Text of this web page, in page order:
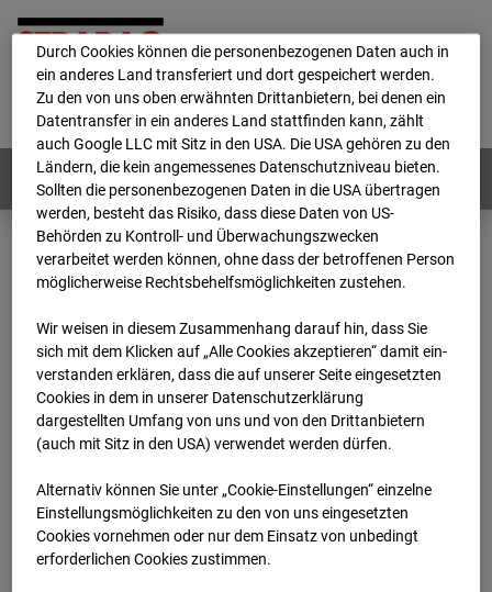
Home E-Mail Impressum
Login
Deutsch / English
Webcams: Alle Länder
Home
Deutschland
BC-186 - BV-Lübbenau Nordkopf
Archiv
2026
07 08 06:45
BC-186 - BV-Lübbenau
Nordkopf
Berliner Str. 30, 03222 Berlin
Zur Übersicht
Durch Cookies können die personenbezogenen Daten auch in
ein anderes Land transferiert und dort gespeichert werden.
Zu den von uns oben erwähnten Drittanbietern, bei denen ein
Datentransfer in ein anderes Land stattfinden kann, zählt
auch Google LLC mit Sitz in den USA. Die USA gehören zu den
Ländern, die kein angemessenes Datenschutzniveau bieten.
Sollten die personenbezogenen Daten in die USA übertragen
werden, besteht das Risiko, dass diese Daten von US-
Behörden zu Kontroll- und Überwachungszwecken
verarbeitet werden können, ohne dass der betroffenen Person
möglicherweise Rechtsbehelfsmöglichkeiten zustehen.
Wir weisen in diesem Zusammenhang darauf hin, dass Sie
sich mit dem Klicken auf „Alle Cookies akzeptieren“ damit ein­
ver­standen erklären, dass die auf unserer Seite eingesetzten
Cookies in dem in unserer Datenschutzerklärung
dargestellten Umfang von uns und von den Drittanbietern
(auch mit Sitz in den USA) verwendet werden dürfen.
Alternativ können Sie unter „Cookie-Einstellungen“ einzelne
Einstellungsmöglichkeiten zu den von uns eingesetzten
Cookies vornehmen oder nur dem Einsatz von unbedingt
erforderlichen Cookies zustimmen.